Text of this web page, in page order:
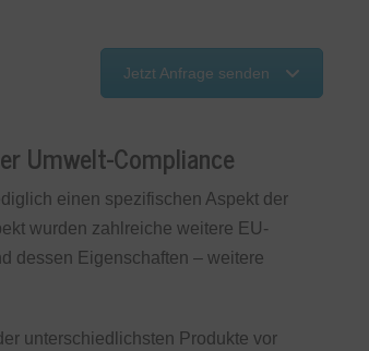
Jetzt Anfrage senden
Umwelt-Compliance
einen spezifischen Aspekt der
wurden zahlreiche weitere EU-
dessen Eigenschaften – weitere
unterschiedlichsten Produkte vor